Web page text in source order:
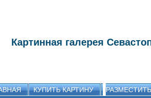
Картинная галерея
КУПИТЬ КАРТИНУ